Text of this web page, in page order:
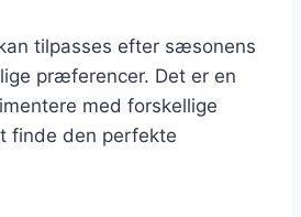
tilpasses efter sæsonens
præferencer. Det er en
med forskellige
finde den perfekte